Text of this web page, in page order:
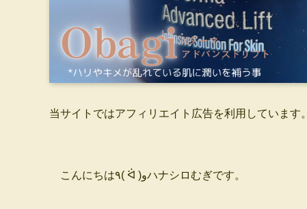
当サイトではアフィリエイト広告を利用しています。
こんにちは٩( ᐛ )وハナシロむぎです。